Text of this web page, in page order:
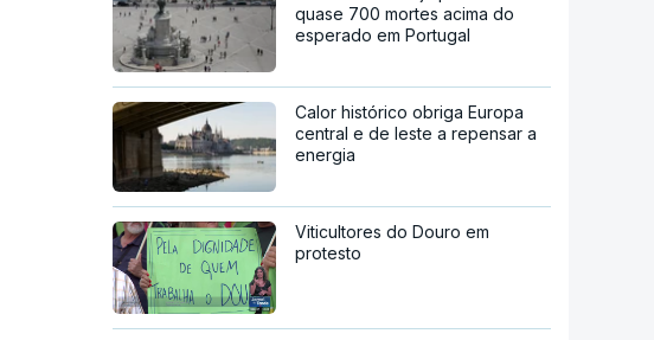
quase 700 mortes acima do
esperado em Portugal
Calor histórico obriga Europa
central e de leste a repensar a
energia
Viticultores do Douro em
protesto